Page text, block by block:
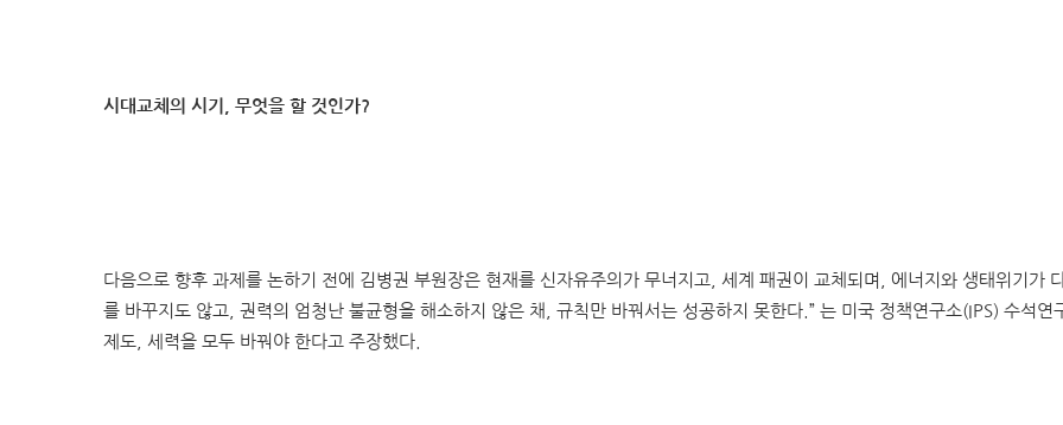
시대교체의 시기, 무엇을 할 것인가?
다음으로 향후 과제를 논하기 전에 김병권 부원장은 현재를 신자유주의가 무너지고, 세계 패권이 교체되며, 에너지와 생태위기가
를 바꾸지도 않고, 권력의 엄청난 불균형을 해소하지 않은 채, 규칙만 바꿔서는 성공하지 못한다.” 는 미국 정책연구소(IPS) 수석
제도, 세력을 모두 바꿔야 한다고 주장했다.